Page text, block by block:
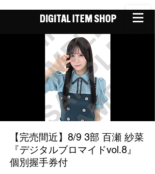
DIGITAL ITEM SHOP
【完売間近】8/9 3部 百瀬 紗菜
『デジタルブロマイドvol.8』
個別握手券付